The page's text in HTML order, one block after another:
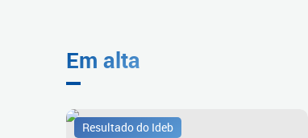
Em alta
Resultado do Ideb